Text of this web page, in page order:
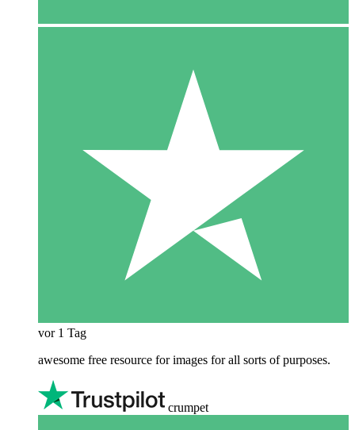
vor 1 Tag
awesome free resource for images for all sorts of purposes.
crumpet